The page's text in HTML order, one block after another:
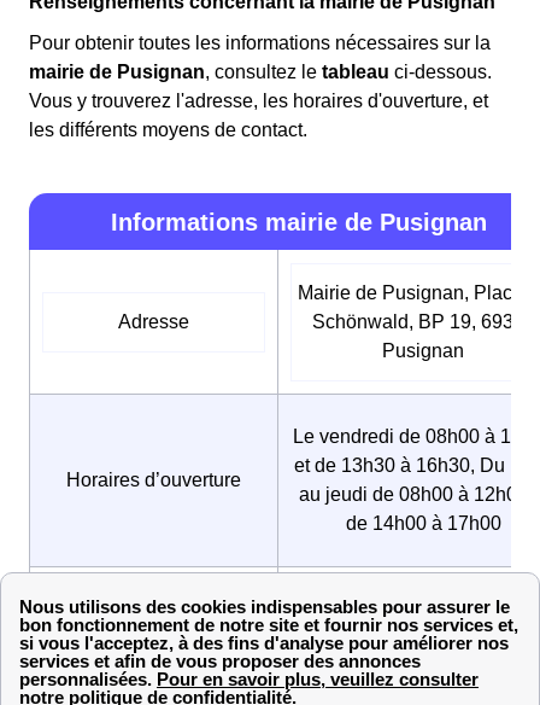
Pour obtenir toutes les informations nécessaires sur la
mairie de Pusignan, consultez le tableau ci-dessous.
Vous y trouverez l'adresse, les horaires d'ouverture, et
les différents moyens de contact.
Informations mairie de Pusignan
Adresse
Mairie de Pusignan, Place
Schönwald, BP 19, 69330
Pusignan
Horaires d’ouverture
Le vendredi de 08h00 à
et de 13h30 à 16h30, Du
au jeudi de 08h00 à 12h00
de 14h00 à 17h00
Numéro de téléphone 04 78 31 30 19
Adresse mail accueil@mairie-pusignan.fr